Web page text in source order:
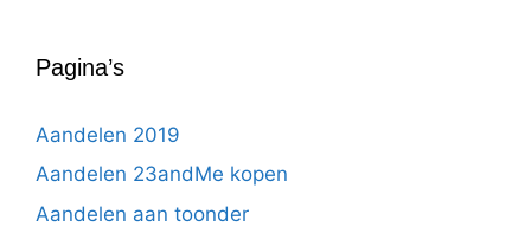
Pagina’s
Aandelen 2019
Aandelen 23andMe kopen
Aandelen aan toonder